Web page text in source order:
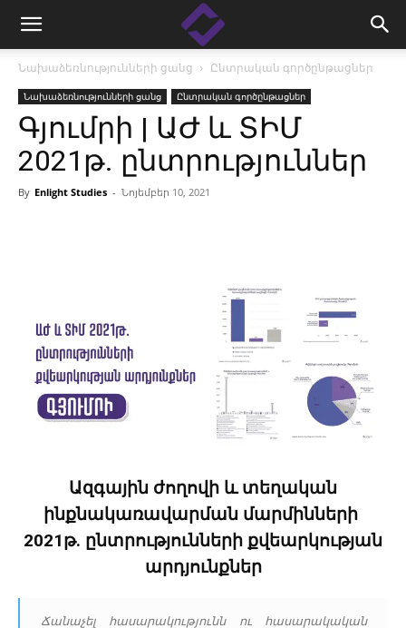
Նախաձեռնությունների ցանց Ընտրական գործընթացներ
Նախաձեռնությունների ցանց Ընտրական գործընթացներ
Գյումրի | ԱԺ և ՏԻՄ
2021թ. ընտրություններ
By Enlight Studies - Նոյեմբեր 10, 2021
Ազգային ժողովի և տեղական
ինքնակառավարման մարմինների
2021թ. ընտրությունների քվեարկության
արդյունքներ
Ճանաչել հասարակությունն ու հասարակական